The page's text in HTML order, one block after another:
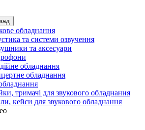
обладнання
та системи озвучення
та аксесуари
обладнання
обладнання
тримачі для звукового обладнання
кейси для звукового обладнання